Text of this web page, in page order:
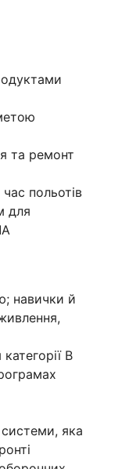
та ремонт
польотів
для
навички й
B
системи, яка